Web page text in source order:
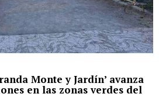
Monte y Jardín’ avanza
en las zonas verdes del